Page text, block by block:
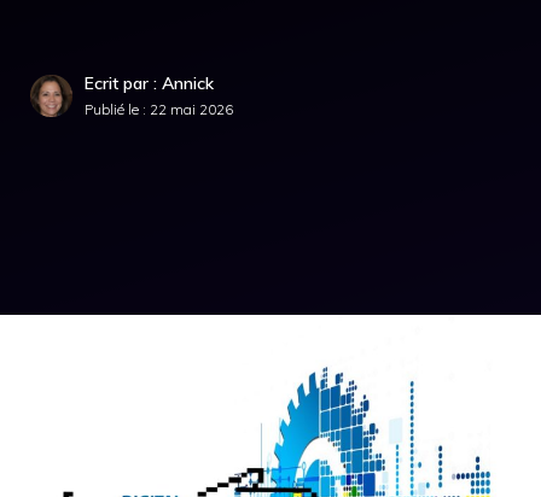
Ecrit par : Annick
Publié le : 22 mai 2026